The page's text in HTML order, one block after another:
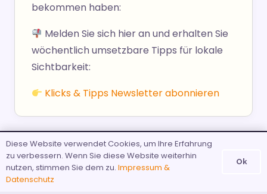
bekommen haben:
Melden Sie sich hier an und erhalten Sie
wöchentlich umsetzbare Tipps für lokale
Sichtbarkeit:
Klicks & Tipps Newsletter abonnieren
Diese Website verwendet Cookies, um Ihre Erfahrung
zu verbessern. Wenn Sie diese Website weiterhin
nutzen, stimmen Sie dem zu. Impressum &
Datenschutz
Ok